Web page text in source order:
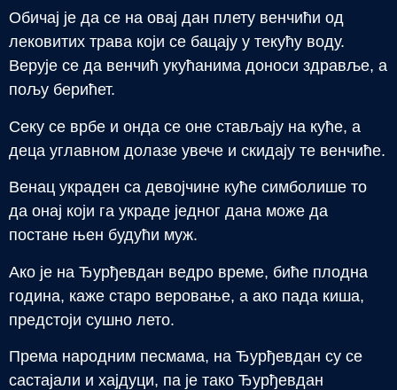
Обичај је да се на овај дан плету венчићи од
лековитих трава који се бацају у текућу воду.
Верује се да венчић укућанима доноси здравље, а
пољу берићет.
Секу се врбе и онда се оне стављају на куће, а
деца углавном долазе увече и скидају те венчиће.
Венац украден са девојчине куће симболише то
да онај који га украде једног дана може да
постане њен будући муж.
Ако је на Ђурђевдан ведро време, биће плодна
година, каже старо веровање, а ако пада киша,
предстоји сушно лето.
Према народним песмама, на Ђурђевдан су се
састајали и хајдуци, па је тако Ђурђевдан